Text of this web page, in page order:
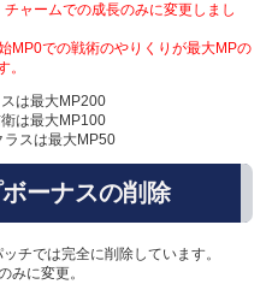
ャームでの成長のみに変更しまし
MP0での戦術のやりくりが最大MPの
。
は最大MP200
は最大MP100
ラスは最大MP50
ーナスの削除
チでは完全に削除しています。
みに変更。